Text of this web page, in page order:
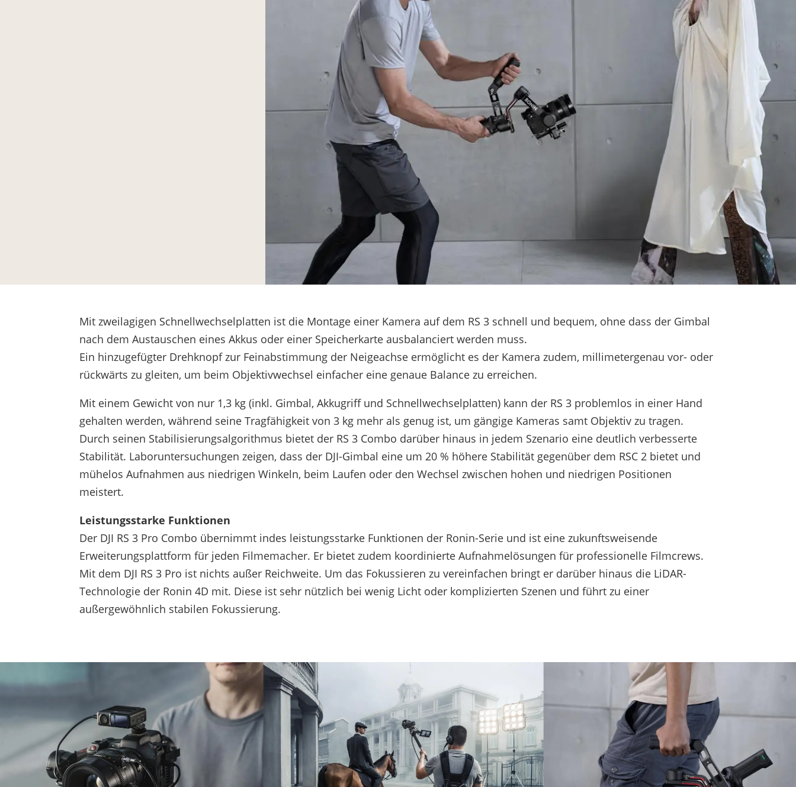
Mit zweilagigen Schnellwechselplatten ist die Montage einer Kamera auf dem RS 3 schnell und bequem, ohne dass der Gimbal
nach dem Austauschen eines Akkus oder einer Speicherkarte ausbalanciert werden muss.
Ein hinzugefügter Drehknopf zur Feinabstimmung der Neigeachse ermöglicht es der Kamera zudem, millimetergenau vor- oder
rückwärts zu gleiten, um beim Objektivwechsel einfacher eine genaue Balance zu erreichen.
Mit einem Gewicht von nur 1,3 kg (inkl. Gimbal, Akkugriff und Schnellwechselplatten) kann der RS 3 problemlos in einer Hand
gehalten werden, während seine Tragfähigkeit von 3 kg mehr als genug ist, um gängige Kameras samt Objektiv zu tragen.
Durch seinen Stabilisierungsalgorithmus bietet der RS 3 Combo darüber hinaus in jedem Szenario eine deutlich verbesserte
Stabilität. Laboruntersuchungen zeigen, dass der DJI-Gimbal eine um 20 % höhere Stabilität gegenüber dem RSC 2 bietet und
mühelos Aufnahmen aus niedrigen Winkeln, beim Laufen oder den Wechsel zwischen hohen und niedrigen Positionen
meistert.
Leistungsstarke Funktionen
Der DJI RS 3 Pro Combo übernimmt indes leistungsstarke Funktionen der Ronin-Serie und ist eine zukunftsweisende
Erweiterungsplattform für jeden Filmemacher. Er bietet zudem koordinierte Aufnahmelösungen für professionelle Filmcrews.
Mit dem DJI RS 3 Pro ist nichts außer Reichweite. Um das Fokussieren zu vereinfachen bringt er darüber hinaus die LiDAR-
Technologie der Ronin 4D mit. Diese ist sehr nützlich bei wenig Licht oder komplizierten Szenen und führt zu einer
außergewöhnlich stabilen Fokussierung.